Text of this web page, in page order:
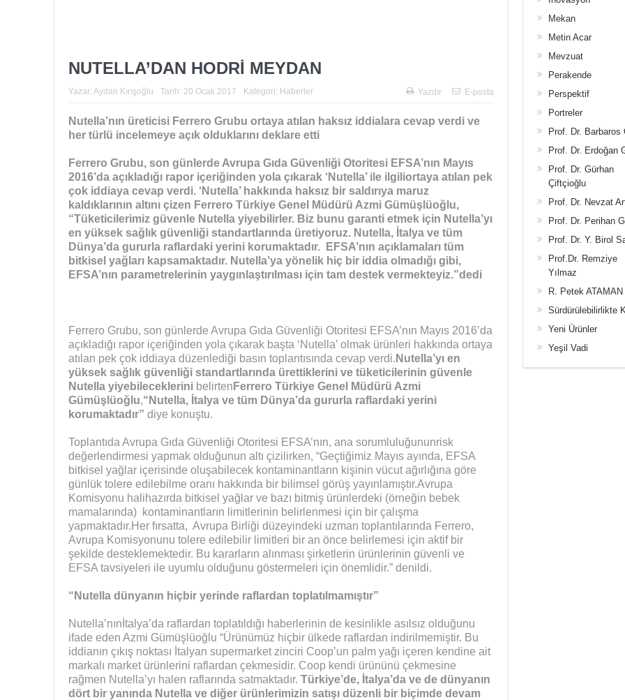
NUTELLA’DAN HODRİ MEYDAN
Yazar: Aydan Kırışoğlu Tarih: 20 Ocak 2017 Kategori: Haberler Yazdır E-posta
Nutella’nın üreticisi Ferrero Grubu ortaya atılan haksız iddialara cevap verdi ve
her türlü incelemeye açık olduklarını deklare etti
Ferrero Grubu, son günlerde Avrupa Gıda Güvenliği Otoritesi EFSA’nın Mayıs
2016’da açıkladığı rapor içeriğinden yola çıkarak ‘Nutella’ ile ilgiliortaya atılan pek
çok iddiaya cevap verdi. ‘Nutella’ hakkında haksız bir saldırıya maruz
kaldıklarının altını çizen Ferrero Türkiye Genel Müdürü Azmi Gümüşlüoğlu,
“Tüketicilerimiz güvenle Nutella yiyebilirler. Biz bunu garanti etmek için Nutella’yı
en yüksek sağlık güvenliği standartlarında üretiyoruz. Nutella, İtalya ve tüm
Dünya’da gururla raflardaki yerini korumaktadır. EFSA’nın açıklamaları tüm
bitkisel yağları kapsamaktadır. Nutella’ya yönelik hiç bir iddia olmadığı gibi,
EFSA’nın parametrelerinin yaygınlaştırılması için tam destek vermekteyiz.”dedi
Ferrero Grubu, son günlerde Avrupa Gıda Güvenliği Otoritesi EFSA’nın Mayıs 2016’da
açıkladığı rapor içeriğinden yola çıkarak başta ‘Nutella’ olmak ürünleri hakkında ortaya
atılan pek çok iddiaya düzenlediği basın toplantısında cevap verdi. Nutella’yı en
yüksek sağlık güvenliği standartlarında ürettiklerini ve tüketicilerinin güvenle
Nutella yiyebileceklerinibelirten Ferrero Türkiye Genel Müdürü Azmi
Gümüşlüoğlu,“Nutella, İtalya ve tüm Dünya’da gururla raflardaki yerini
korumaktadır” diye konuştu.
Toplantıda Avrupa Gıda Güvenliği Otoritesi EFSA’nın, ana sorumluluğununrisk
değerlendirmesi yapmak olduğunun altı çizilirken, “Geçtiğimiz Mayıs ayında, EFSA
bitkisel yağlar içerisinde oluşabilecek kontaminantların kişinin vücut ağırlığına göre
günlük tolere edilebilme oranı hakkında bir bilimsel görüş yayınlamıştır.Avrupa
Komisyonu halihazırda bitkisel yağlar ve bazı bitmiş ürünlerdeki (örneğin bebek
mamalarında) kontaminantların limitlerinin belirlenmesi için bir çalışma
yapmaktadır.Her fırsatta, Avrupa Birliği düzeyindeki uzman toplantılarında Ferrero,
Avrupa Komisyonunu tolere edilebilir limitleri bir an önce belirlemesi için aktif bir
şekilde desteklemektedir. Bu kararların alınması şirketlerin ürünlerinin güvenli ve
EFSA tavsiyeleri ile uyumlu olduğunu göstermeleri için önemlidir.” denildi.
“Nutella dünyanın hiçbir yerinde raflardan toplatılmamıştır”
Nutella’nınİtalya’da raflardan toplatıldığı haberlerinin de kesinlikle asılsız olduğunu
ifade eden Azmi Gümüşlüoğlu “Ürünümüz hiçbir ülkede raflardan indirilmemiştir. Bu
iddianın çıkış noktası İtalyan supermarket zinciri Coop’un palm yağı içeren kendine ait
markalı market ürünlerini raflardan çekmesidir. Coop kendi ürününü çekmesine
rağmen Nutella’yı halen raflarında satmaktadır. Türkiye’de, İtalya’da ve de dünyanın
dört bir yanında Nutella ve diğer ürünlerimizin satışı düzenli bir biçimde devam
Mekan
Metin Acar
Mevzuat
Perakende
Perspektif
Portreler
Prof. Dr. Barbaros
Prof. Dr. Erdoğan
Prof. Dr. Gürhan
Çiftçioğlu
Prof. Dr. Nevzat
Prof. Dr. Perihan
Prof. Dr. Y. Birol
Prof.Dr. Remziye
Yılmaz
R. Petek ATAMAN
Sürdürülebilirlikte
Yeni Ürünler
Yeşil Vadi